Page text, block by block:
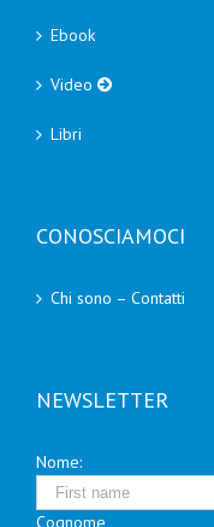
Ebook
Video
Libri
CONOSCIAMOCI
Chi sono – Contatti
NEWSLETTER
Nome:
Cognome